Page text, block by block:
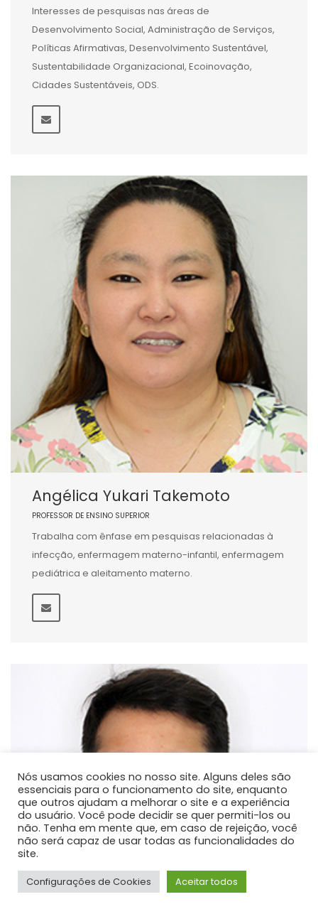
Interesses de pesquisas nas áreas de
Desenvolvimento Social, Administração de Serviços,
Políticas Afirmativas, Desenvolvimento Sustentável,
Sustentabilidade Organizacional, Ecoinovação,
Cidades Sustentáveis, ODS.
Angélica Yukari Takemoto
PROFESSOR DE ENSINO SUPERIOR
Trabalha com ênfase em pesquisas relacionadas à
infecção, enfermagem materno-infantil, enfermagem
pediátrica e aleitamento materno.
Nós usamos cookies no nosso site. Alguns deles são
essenciais para o funcionamento do site, enquanto
que outros ajudam a melhorar o site e a experiência
do usuário. Você pode decidir se quer permiti-los ou
não. Tenha em mente que, em caso de rejeição, você
não será capaz de usar todas as funcionalidades do
site.
Configurações de Cookies Aceitar todos